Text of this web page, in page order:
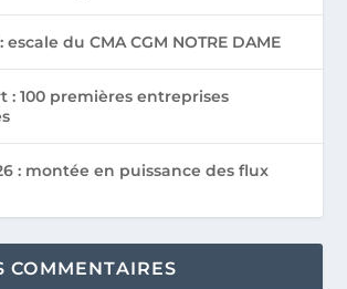
du CMA CGM NOTRE DAME
: 100 premières entreprises
: montée en puissance des flux
COMMENTAIRES